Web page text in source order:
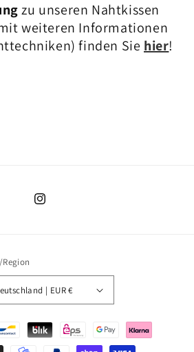
zu unseren Nahtkissen
weiteren Informationen
finden Sie hier!
Instagram
Deutschland | EUR €